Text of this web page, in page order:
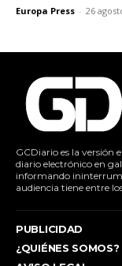
Europa Press - 26
GCDiario es la versión
diario electrónico en
informando
audiencia tiene entre
PUBLICIDAD
¿QUIÉNES SOMOS?